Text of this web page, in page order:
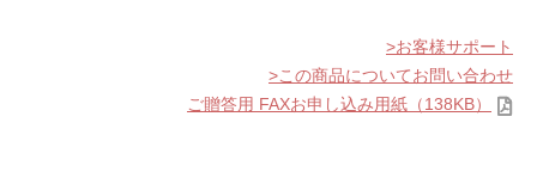
お客様サポート
この商品についてお問い合わせ
ご贈答用 FAXお申し込み用紙（138KB）